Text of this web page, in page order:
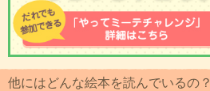
他にはどんな絵本を読んでいるの？